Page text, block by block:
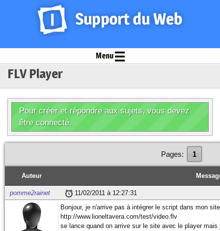
Menu
FLV Player
Pour créer et répondre aux sujets, vous devez
être connecté.
Pages: 1
Auteur
pomme2rainet 11/02/2011 à 12:27:31
Bonjour, je n'arrive pas à intégrer le script dans mon
http://www.lioneltavera.com/test/video.flv
se lance quand on arrive sur le site avec le player